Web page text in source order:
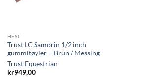
HEST
Trust LC Samorin 1/2 inch
gummitøyler – Brun / Messing
Trust Equestrian
kr949,00